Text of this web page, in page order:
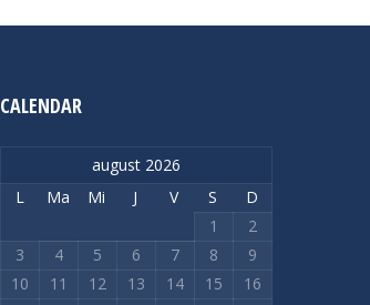
CALENDAR
august 2026
L
Ma Mi J V S
D
1
2
3
4 5 6 7 8
9
10
11 12 13 14 15
16